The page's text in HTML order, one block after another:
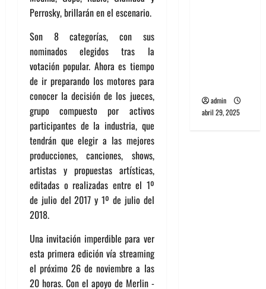
Perrosky, brillarán en el escenario.
Son 8 categorías, con sus
nominados elegidos tras la
votación popular. Ahora es tiempo
de ir preparando los motores para
conocer la decisión de los jueces,
grupo compuesto por activos
participantes de la industria, que
tendrán que elegir a las mejores
producciones, canciones, shows,
artistas y propuestas artísticas,
editadas o realizadas entre el 1º
de julio del 2017 y 1º de julio del
2018.
Una invitación imperdible para ver
esta primera edición vía streaming
el próximo 26 de noviembre a las
20 horas. Con el apoyo de Merlin -
admin
abril 29, 2025